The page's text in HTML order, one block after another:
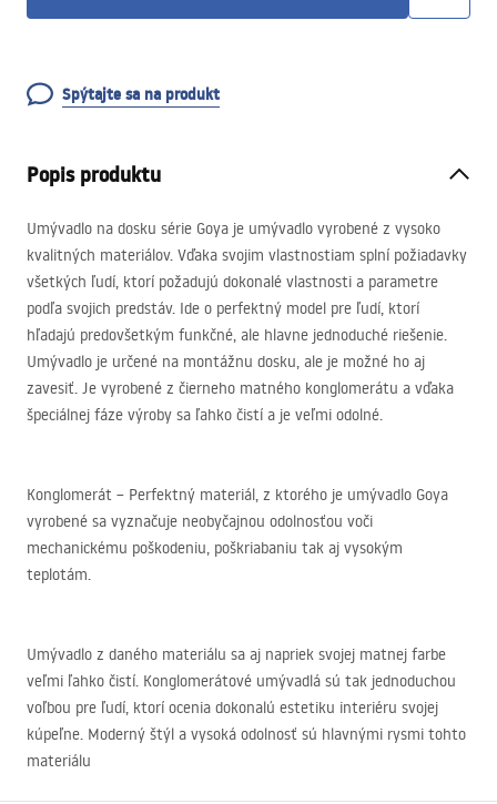
Spýtajte sa na produkt
Popis produktu
Umývadlo na dosku série Goya je umývadlo vyrobené z vysoko
kvalitných materiálov. Vďaka svojim vlastnostiam splní požiadavky
všetkých ľudí, ktorí požadujú dokonalé vlastnosti a parametre
podľa svojich predstáv. Ide o perfektný model pre ľudí, ktorí
hľadajú predovšetkým funkčné, ale hlavne jednoduché riešenie.
Umývadlo je určené na montážnu dosku, ale je možné ho aj
zavesiť. Je vyrobené z čierneho matného konglomerátu a vďaka
špeciálnej fáze výroby sa ľahko čistí a je veľmi odolné.
Konglomerát – Perfektný materiál, z ktorého je umývadlo Goya
vyrobené sa vyznačuje neobyčajnou odolnosťou voči
mechanickému poškodeniu, poškriabaniu tak aj vysokým
teplotám.
Umývadlo z daného materiálu sa aj napriek svojej matnej farbe
veľmi ľahko čistí. Konglomerátové umývadlá sú tak jednoduchou
voľbou pre ľudí, ktorí ocenia dokonalú estetiku interiéru svojej
kúpeľne. Moderný štýl a vysoká odolnosť sú hlavnými rysmi tohto
materiálu